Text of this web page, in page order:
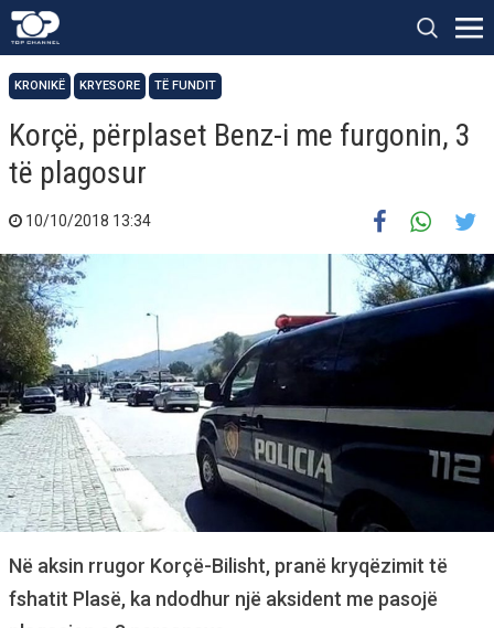
KRONIKË KRYESORE TË FUNDIT
Korçë, përplaset Benz-i me furgonin, 3
të plagosur
10/10/2018 13:34
Në aksin rrugor Korçë-Bilisht, pranë kryqëzimit të
fshatit Plasë, ka ndodhur një aksident me pasojë